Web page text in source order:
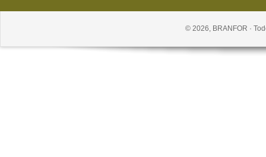
© 2026, BRANFOR ·